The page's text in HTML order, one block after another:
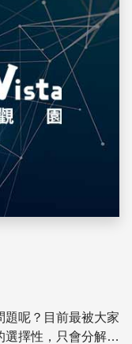
題呢？目前最被大家
擇性，只會分解具